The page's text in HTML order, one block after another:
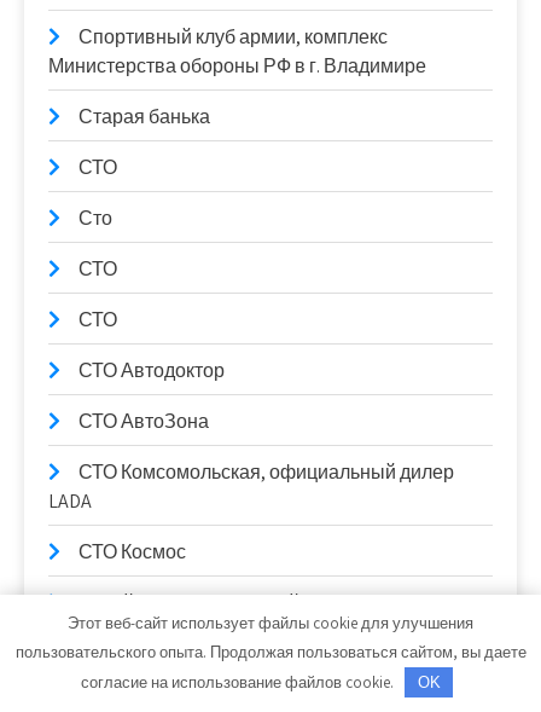
Спортивный клуб армии, комплекс
Министерства обороны РФ в г. Владимире
Старая банька
СТО
Сто
СТО
СТО
СТО Автодоктор
СТО АвтоЗона
СТО Комсомольская, официальный дилер
LADA
СТО Космос
Строй-Мастер, торговый дом
СтройМонтаж, производственно-монтажная
компания
Этот веб-сайт использует файлы cookie для улучшения
пользовательского опыта. Продолжая пользоваться сайтом, вы даете
согласие на использование файлов cookie.
OK